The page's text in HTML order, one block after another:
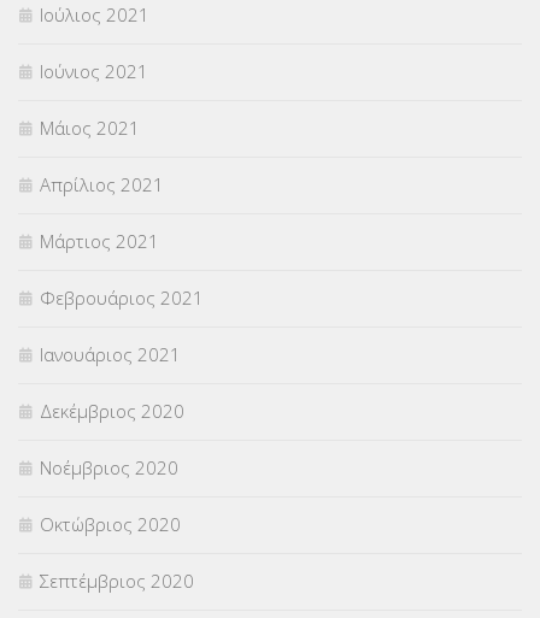
Ιούλιος 2021
Ιούνιος 2021
Μάιος 2021
Απρίλιος 2021
Μάρτιος 2021
Φεβρουάριος 2021
Ιανουάριος 2021
Δεκέμβριος 2020
Νοέμβριος 2020
Οκτώβριος 2020
Σεπτέμβριος 2020